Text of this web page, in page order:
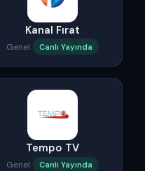
Kanal Fırat
Genel Canlı Yayında
Tempo TV
Genel Canlı Yayında